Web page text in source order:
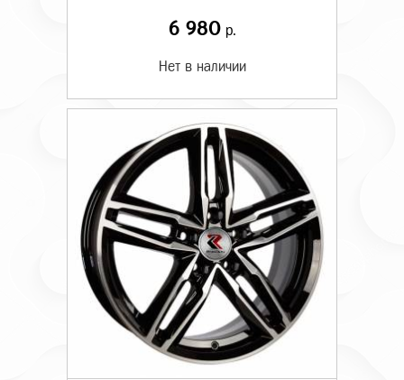
6 980р.
Нет в наличии